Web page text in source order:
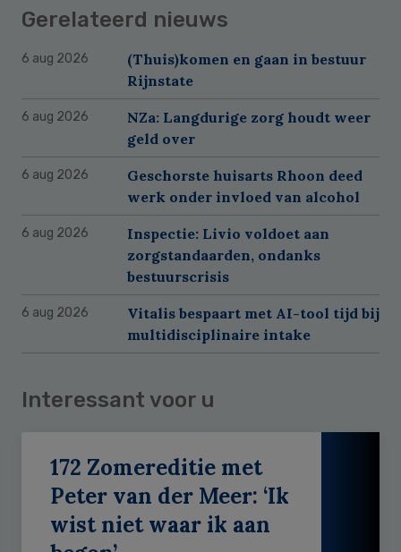
Gerelateerd nieuws
6 aug 2026
(Thuis)komen en gaan in bestuur
Rijnstate
6 aug 2026
NZa: Langdurige zorg houdt weer
geld over
6 aug 2026
Geschorste huisarts Rhoon deed
werk onder invloed van alcohol
6 aug 2026
Inspectie: Livio voldoet aan
zorgstandaarden, ondanks
bestuurscrisis
6 aug 2026
Vitalis bespaart met AI-tool tijd bij
multidisciplinaire intake
Interessant voor u
172 Zomereditie met
Peter van der Meer: ‘Ik
wist niet waar ik aan